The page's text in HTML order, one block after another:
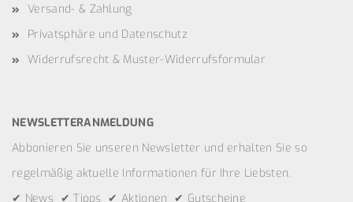
Versand- & Zahlung
Privatsphäre und Datenschutz
Widerrufsrecht & Muster-Widerrufsformular
NEWSLETTERANMELDUNG
Abbonieren Sie unseren Newsletter und erhalten Sie so
regelmäßig aktuelle Informationen für Ihre Liebsten.
✔ News ✔ Tipps ✔ Aktionen ✔ Gutscheine